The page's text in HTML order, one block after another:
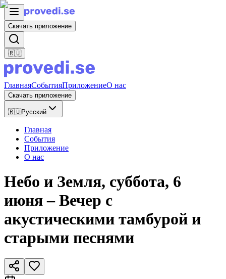
Скачать приложение
🇷🇺
ГлавнаяСобытияПриложениеО нас
Скачать приложение
🇷🇺Русский
Главная
События
Приложение
О нас
Небо и Земля, суббота, 6
июня – Вечер с
акустическими тамбурой и
старыми песнями